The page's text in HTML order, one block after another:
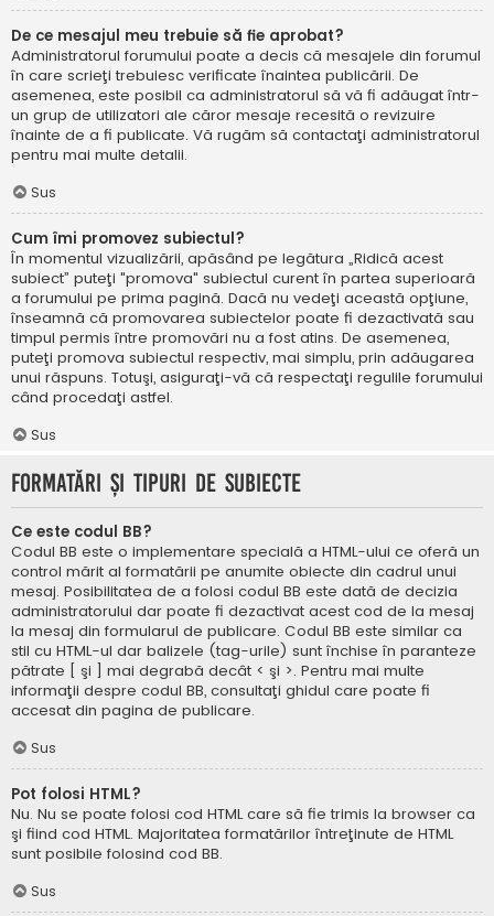
De ce mesajul meu trebuie să fie aprobat?
Administratorul forumului poate a decis că mesajele din forumul
în care scrieţi trebuiesc verificate înaintea publicării. De
asemenea, este posibil ca administratorul să vă fi adăugat într-
un grup de utilizatori ale căror mesaje recesită o revizuire
înainte de a fi publicate. Vă rugăm să contactaţi administratorul
pentru mai multe detalii.
Sus
Cum îmi promovez subiectul?
În momentul vizualizării, apăsând pe legătura „Ridică acest
subiect” puteţi "promova" subiectul curent în partea superioară
a forumului pe prima pagină. Dacă nu vedeţi această opţiune,
înseamnă că promovarea subiectelor poate fi dezactivată sau
timpul permis între promovări nu a fost atins. De asemenea,
puteţi promova subiectul respectiv, mai simplu, prin adăugarea
unui răspuns. Totuşi, asiguraţi-vă că respectaţi regulile forumului
când procedaţi astfel.
Sus
Formatări şi tipuri de subiecte
Ce este codul BB?
Codul BB este o implementare specială a HTML-ului ce oferă un
control mărit al formatării pe anumite obiecte din cadrul unui
mesaj. Posibilitatea de a folosi codul BB este dată de decizia
administratorului dar poate fi dezactivat acest cod de la mesaj
la mesaj din formularul de publicare. Codul BB este similar ca
stil cu HTML-ul dar balizele (tag-urile) sunt închise în paranteze
pătrate [ şi ] mai degrabă decât < şi >. Pentru mai multe
informaţii despre codul BB, consultaţi ghidul care poate fi
accesat din pagina de publicare.
Sus
Pot folosi HTML?
Nu. Nu se poate folosi cod HTML care să fie trimis la browser ca
şi fiind cod HTML. Majoritatea formatărilor întreţinute de HTML
sunt posibile folosind cod BB.
Sus